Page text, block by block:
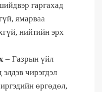
гаргахад
ямарваа
нийтийн эрх
– Газрын үйл
чирэгдэл
өргөдөл,